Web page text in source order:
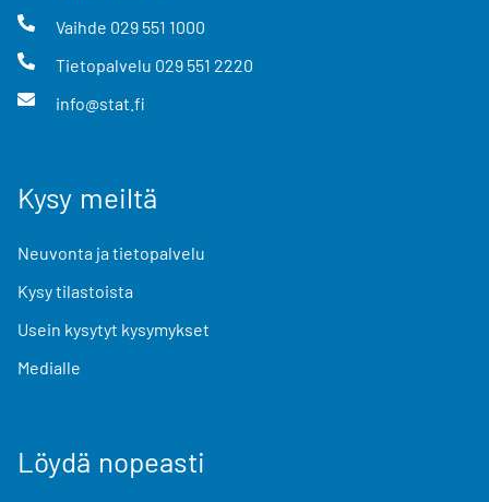
Vaihde 029 551 1000
Tietopalvelu 029 551 2220
info@stat.fi
Kysy meiltä
Neuvonta ja tietopalvelu
Kysy tilastoista
Usein kysytyt kysymykset
Medialle
Löydä nopeasti